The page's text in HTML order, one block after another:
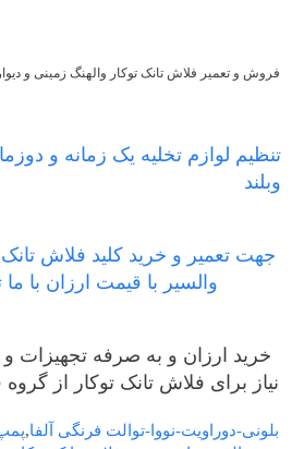
فروش و تعمیر فلاش تانک توکار والهنگ زمینی و
تنظیم لوازم تخلیه یک زمانه و
وبلند
جهت تعمیر و خرید کلید فلاش
والسیر با قیمت ارزان با
خرید ارزان و به صرفه تجهیزات
نیاز برای فلاش تانک توکار از
بلونی-دوراویت-نووا-توالت فرنگی آلفا,